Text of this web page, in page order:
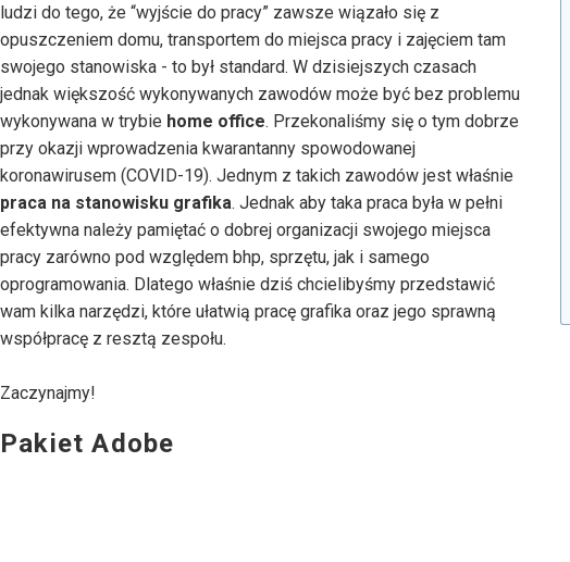
ludzi do tego, że “wyjście do pracy” zawsze wiązało się z
opuszczeniem domu, transportem do miejsca pracy i zajęciem tam
swojego stanowiska - to był standard. W dzisiejszych czasach
jednak większość wykonywanych zawodów może być bez problemu
wykonywana w trybie home office. Przekonaliśmy się o tym dobrze
przy okazji wprowadzenia kwarantanny spowodowanej
koronawirusem (COVID-19). Jednym z takich zawodów jest właśnie
praca na stanowisku grafika. Jednak aby taka praca była w pełni
efektywna należy pamiętać o dobrej organizacji swojego miejsca
pracy zarówno pod względem bhp, sprzętu, jak i samego
oprogramowania. Dlatego właśnie dziś chcielibyśmy przedstawić
wam kilka narzędzi, które ułatwią pracę grafika oraz jego sprawną
współpracę z resztą zespołu.
Zaczynajmy!
Pakiet Adobe